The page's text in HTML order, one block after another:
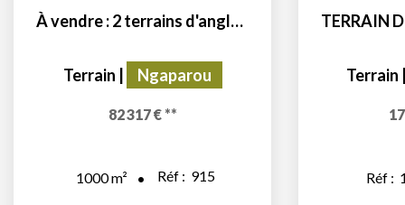
À vendre : 2 terrains d'angle de 1000 m² chacun, situés...
Terrain Ngaparou
82 317 €**
1000m² Réf : 915
Terrain
Réf :